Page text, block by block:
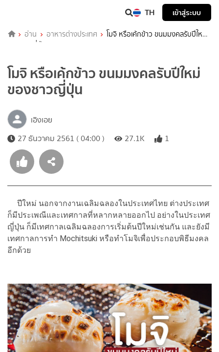
TH เข้าสู่ระบบ
อ่าน อาหารต่างประเทศ
โมจิ หรือเค้กข้าว ขนมมงคลรับปีใหม่
ของชาวญี่ปุ่น
โมจิ หรือเค้กข้าว ขนมมงคลรับปีใหม่
ของชาวญี่ปุ่น
เอิงเอย
27 ธันวาคม 2561 ( 04:00 )
27.1K 1
ปีใหม่ นอกจากงานเฉลิมฉลองในประเทศไทย ต่างประเทศ
ก็มีประเพณีและเทศกาลที่หลากหลายออกไป อย่างในประเทศ
ญี่ปุ่น ก็มีเทศกาลเฉลิมฉลองการเริ่มต้นปีใหม่เช่นกัน และยังมี
เทศกาลการทำ Mochitsuki หรือทำโมจิเพื่อประกอบพิธีมงคล
อีกด้วย